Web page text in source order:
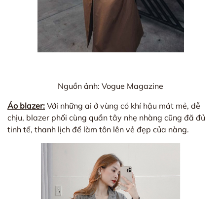
Nguồn ảnh: Vogue Magazine
Áo blazer: Với những ai ở vùng có khí hậu mát mẻ, dễ
chịu, blazer phối cùng quần tây nhẹ nhàng cũng đã đủ
tinh tế, thanh lịch để làm tôn lên vẻ đẹp của nàng.